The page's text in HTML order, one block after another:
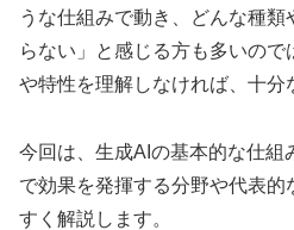
うな仕組みで動き、どんな種
らない」と感じる方も多いの
や特性を理解しなければ、十分
今回は、生成AIの基本的な仕組
で効果を発揮する分野や代表
すく解説します。